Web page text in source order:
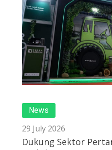
News
29 July 2026
Dukung Sektor